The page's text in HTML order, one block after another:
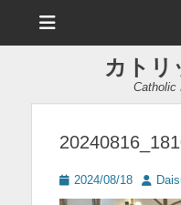
ュ
カトリ
Catholic
投
稿
2024/08/18
投
稿